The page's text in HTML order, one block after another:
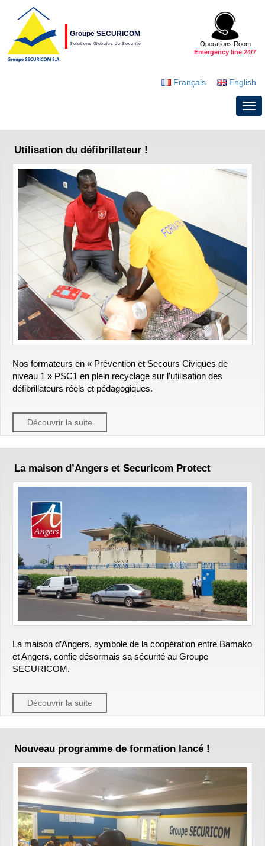
Groupe SECURICOM
Solutions Globales de Securité
Operations Room
Emergency line 24/7
Français English
Utilisation du défibrillateur !
Nos formateurs en « Prévention et Secours Civiques de
niveau 1 » PSC1 en plein recyclage sur l’utilisation des
défibrillateurs réels et pédagogiques.
Découvrir la suite
La maison d’Angers et Securicom Protect
La maison d’Angers, symbole de la coopération entre Bamako
et Angers, confie désormais sa sécurité au Groupe
SECURICOM.
Découvrir la suite
Nouveau programme de formation lancé !